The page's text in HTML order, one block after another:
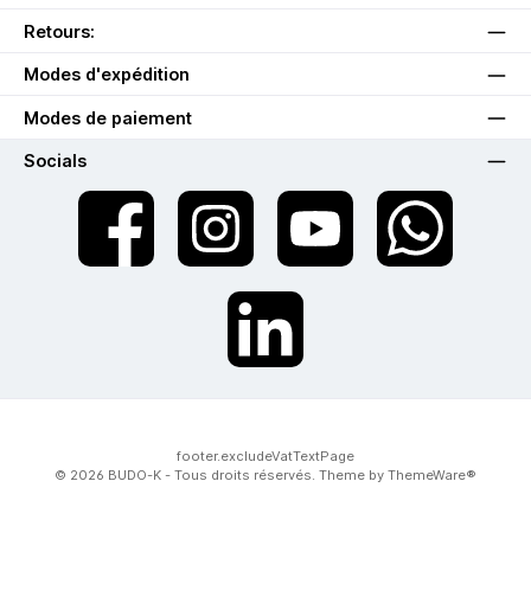
Retours:
Modes d'expédition
Modes de paiement
Socials
twt.widget.communities.facebook.name
twt.widget.communities.instagram.name
twt.widget.communities.linkedin.name
footer.excludeVatTextPage
© 2026 BUDO-K - Tous droits réservés. Theme by ThemeWare®